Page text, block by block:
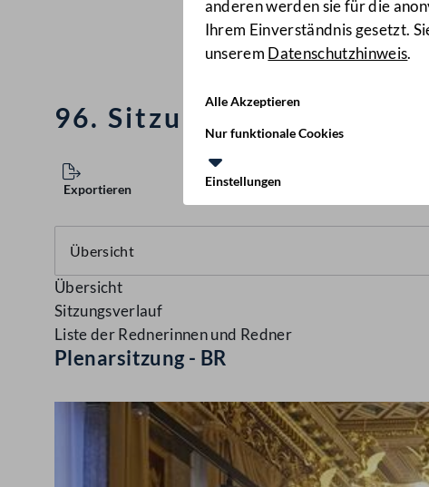
anderen werden sie für die
Ihrem Einverständnis gesetzt.
unserem Datenschutzhinweis.
Alle Akzeptieren
Nur funktionale Cookies
Einstellungen
96. Sitzung des
Exportieren
Übersicht
Sitzungsverlauf
Liste der Rednerinnen und Redner
Plenarsitzung - BR